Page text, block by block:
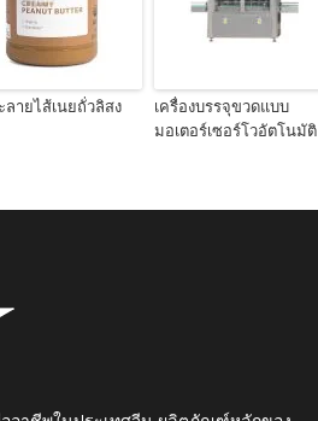
ลายไส้เนยถั่วลิสง
เครื่องบรรจุขวดแบบ
มอเตอร์เซอร์โวอัตโนมัติ